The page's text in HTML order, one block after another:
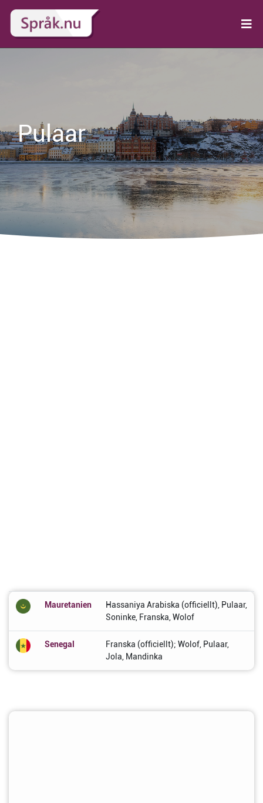
Pulaar
Mauretanien
Hassaniya Arabiska (officiellt), Pulaar,
Soninke, Franska, Wolof
Senegal
Franska (officiellt); Wolof, Pulaar,
Jola, Mandinka